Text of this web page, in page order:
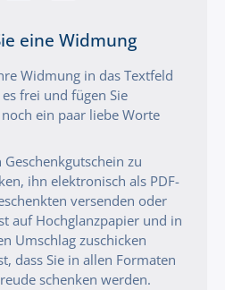
eine Widmung
Widmung in das Textfeld
frei und fügen Sie
ein paar liebe Worte
zu
ihn elektronisch als PDF-
versenden oder
auf Hochglanzpapier und in
Umschlag zuschicken
dass Sie in allen Formaten
schenken werden.